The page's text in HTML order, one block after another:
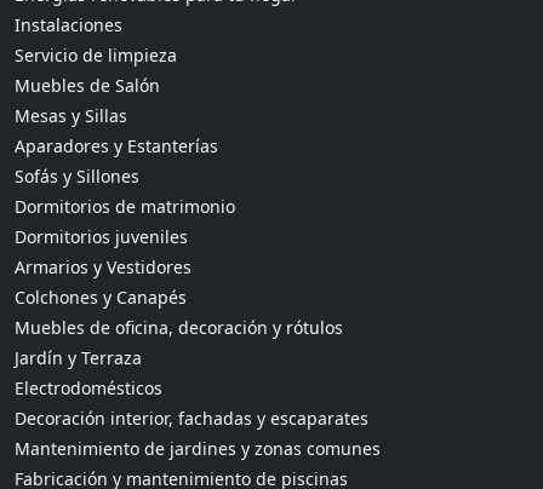
Instalaciones
Servicio de limpieza
Muebles de Salón
Mesas y Sillas
Aparadores y Estanterías
Sofás y Sillones
Dormitorios de matrimonio
Dormitorios juveniles
Armarios y Vestidores
Colchones y Canapés
Muebles de oficina, decoración y rótulos
Jardín y Terraza
Electrodomésticos
Decoración interior, fachadas y escaparates
Mantenimiento de jardines y zonas comunes
Fabricación y mantenimiento de piscinas